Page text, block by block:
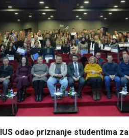
IUS odao priznanje studentima za